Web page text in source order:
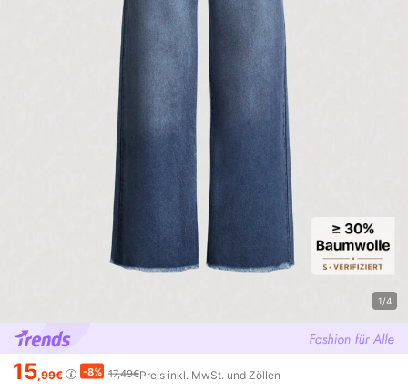
1/4
15,99€ -8% 17,49€Preis inkl. MwSt. und Zöllen